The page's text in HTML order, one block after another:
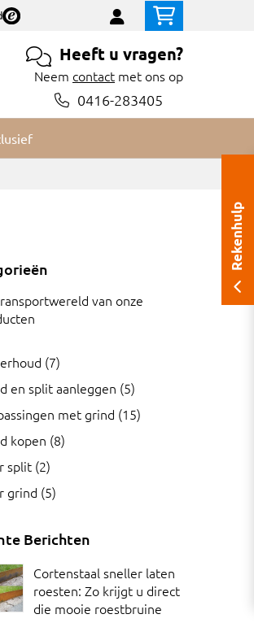
Heeft u vragen?
Neem contact met ons op
0416-283405
van onze
(7)
en split aanleggen (5)
met grind (15)
kopen (8)
split (2)
grind (5)
Berichten
Cortenstaal sneller laten
roesten: Zo krijgt u direct
die mooie roestbruine
Rekenhulp